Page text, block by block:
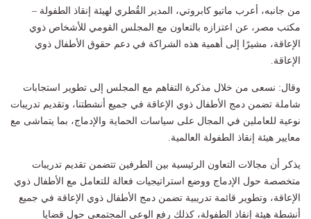
من جانبه، أعرب ماتيو كابروتي، المدير القُطري لهيئة إنقاذ الطفولة –
مكتب مصر، عن اعتزازه بالتعاون مع المجلس القومي للأشخاص ذوي
الإعاقة، مشيرًا إلى أهمية هذه الشراكة في دعم حقوق الأطفال ذوي
الإعاقة.
وقال: نسعى من خلال مذكرة التفاهم مع المجلس إلى تطوير استجابات
شاملة تضمن دمج الأطفال ذوي الإعاقة في جميع أنشطتنا، وتقديم تدريبات
نوعية للعاملين في المجال على سياسات الحماية والإدماج، بما يتماشى مع
معايير هيئة إنقاذ الطفولة العالمية.
يذكر أن مجالات التعاون الرئيسية بين الطرفين تتضمن تقديم تدريبات
متخصصة حول الإدماج ووضع استراتيجيات فعالة للتعامل مع الأطفال ذوي
الإعاقة، وتطوير قائمة تدريبية تضمن دمج الأطفال ذوي الإعاقة في جميع
أنشطة هيئة إنقاذ الطفولة، كذلك رفع الوعي المجتمعي حول قضايا